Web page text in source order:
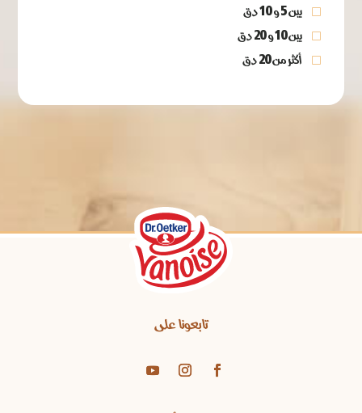
بين 5 و 10 دق
بين 10 و 20 دق
أكثر من 20 دق
تابعونا على